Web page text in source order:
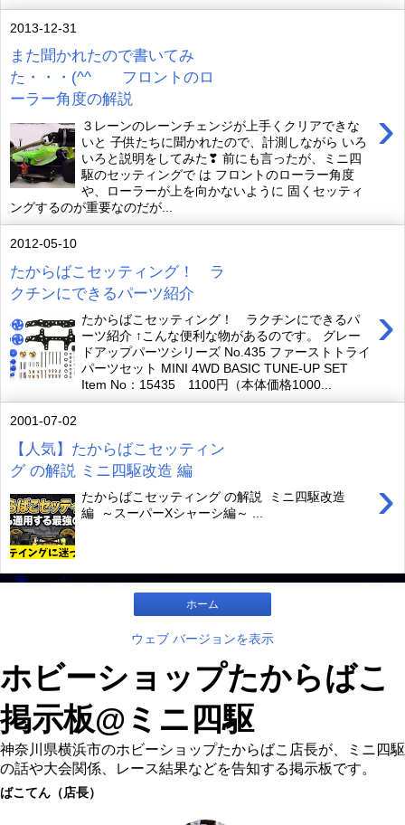
2013-12-31
また聞かれたので書いてみ
た・・・(^^ゞ フロントのロ
ーラー角度の解説
›
３レーンのレーンチェンジが上手くクリアできな
いと 子供たちに聞かれたので、計測しながら いろ
いろと説明をしてみた❣ 前にも言ったが、ミニ四
駆のセッティングで は フロントのローラー角度
や、ローラーが上を向かないように 固くセッティ
ングするのが重要なのだが...
2012-05-10
たからばこセッティング！ ラ
クチンにできるパーツ紹介
›
たからばこセッティング！ ラクチンにできるパ
ーツ紹介 ↑こんな便利な物があるのです。 グレー
ドアップパーツシリーズ No.435 ファーストトライ
パーツセット MINI 4WD BASIC TUNE-UP SET
Item No：15435 1100円（本体価格1000...
2001-07-02
【人気】たからばこセッティン
グ の解説 ミニ四駆改造 編
›
たからばこセッティング の解説 ミニ四駆改造
編 ～スーパーXシャーシ編～ ...
ホーム
ウェブ バージョンを表示
ホビーショップたからばこ
掲示板@ミニ四駆
神奈川県横浜市のホビーショップたからばこ店長が、ミニ四駆
の話や大会関係、レース結果などを告知する掲示板です。
ばこてん（店長）